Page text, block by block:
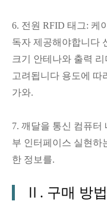
6. 전원 RFID 태그: 케
독자 제공해야합니다
크기 안테나와 출력
고려됩니다 용도에 따
가와.
7. 깨달을 통신 컴퓨터
부 인터페이스 실현하
한 정보를.
Ⅱ. 구매 방